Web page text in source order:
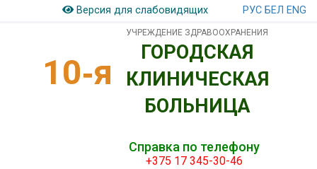
Версия для слабовидящих РУС БЕЛ ENG
10‑я
УЧРЕЖДЕНИЕ ЗДРАВООХРАНЕНИЯ
ГОРОДСКАЯ
КЛИНИЧЕСКАЯ
БОЛЬНИЦА
Справка по телефону
+375 17 345-30-46